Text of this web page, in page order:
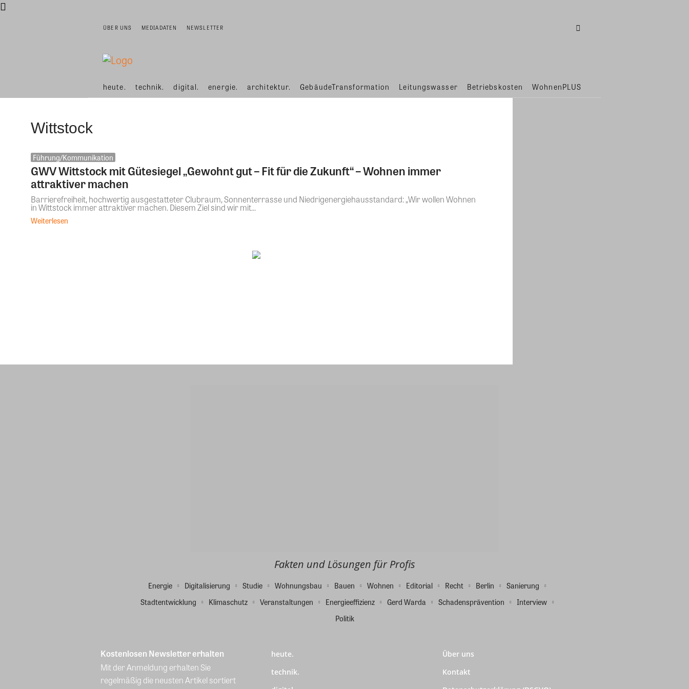
ÜBER UNS MEDIADATEN NEWSLETTER
heute. technik. digital. energie. architektur. GebäudeTransformation Leitungswasser Betriebskosten WohnenPLUS
Wittstock
Führung/Kommunikation
GWV Wittstock mit Gütesiegel „Gewohnt gut – Fit für die Zukunft“ – Wohnen immer
attraktiver machen
Barrierefreiheit, hochwertig ausgestatteter Clubraum, Sonnenterrasse und Niedrigenergiehausstandard: „Wir wollen Wohnen
in Wittstock immer attraktiver machen. Diesem Ziel sind wir mit...
Weiterlesen
Fakten und Lösungen für Profis
Energie Digitalisierung Studie Wohnungsbau Bauen Wohnen Editorial Recht Berlin
Sanierung
Stadtentwicklung
Klimaschutz Veranstaltungen Energieeffizienz Gerd Warda Schadensprävention
Interview
Politik
Kostenlosen Newsletter erhalten
Mit der Anmeldung erhalten Sie
regelmäßig die neusten Artikel sortiert
heute.
technik.
Über uns
Kontakt